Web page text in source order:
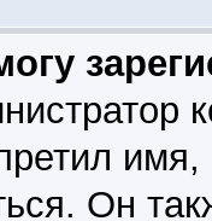
Он